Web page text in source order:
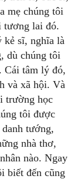
mẹ chúng tôi
tương lai đó.
kẻ sĩ, nghĩa là
dù chúng tôi
Cái tâm lý đó,
và xã hội. Và
trường học
tôi được
tướng,
nhà thơ,
nào. Ngay
biết đến cũng